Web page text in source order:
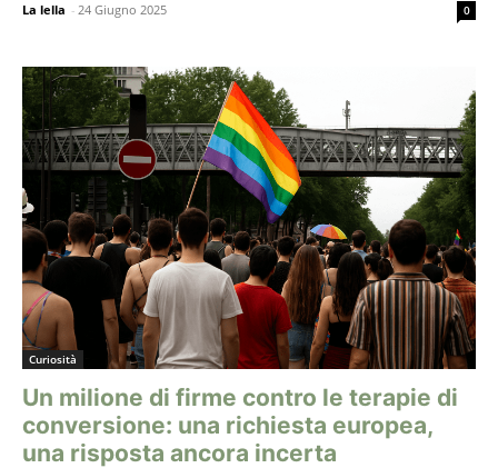
La lella - 24 Giugno 2025 0
Curiosità
Un milione di firme contro le terapie di
conversione: una richiesta europea,
una risposta ancora incerta